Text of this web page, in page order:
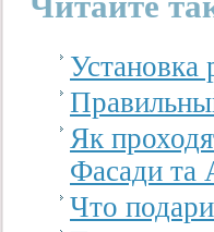
Установка
Як
Фасади та
Что